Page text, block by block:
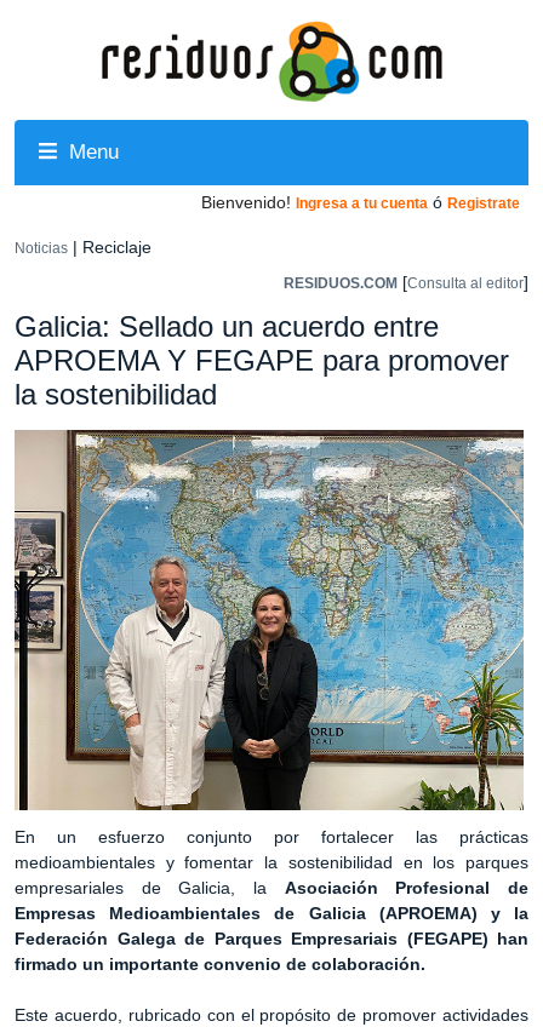
Menu
Bienvenido! Ingresa a tu cuenta ó Registrate
Noticias | Reciclaje
RESIDUOS.COM [Consulta al editor]
Galicia: Sellado un acuerdo entre
APROEMA Y FEGAPE para promover
la sostenibilidad
En un esfuerzo conjunto por fortalecer las prácticas
medioambientales y fomentar la sostenibilidad en los parques
empresariales de Galicia, la Asociación Profesional de
Empresas Medioambientales de Galicia (APROEMA) y la
Federación Galega de Parques Empresariais (FEGAPE) han
firmado un importante convenio de colaboración.
Este acuerdo, rubricado con el propósito de promover actividades